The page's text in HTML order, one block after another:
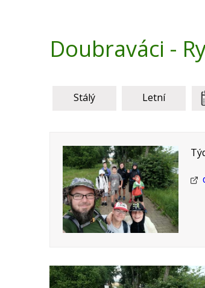
Doubraváci -
Stálý Letní